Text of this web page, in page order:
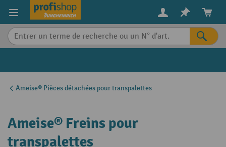
content
Ameise® Pièces détachées pour transpalettes
Ameise® Freins pour
transpalettes